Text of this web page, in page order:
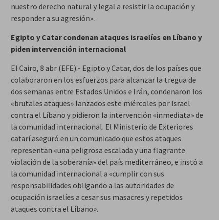
nuestro derecho natural y legal a resistir la ocupación y
responder a su agresión».
Egipto y Catar condenan ataques israelíes en Líbano y
piden intervención internacional
El Cairo, 8 abr (EFE).- Egipto y Catar, dos de los países que
colaboraron en los esfuerzos para alcanzar la tregua de
dos semanas entre Estados Unidos e Irán, condenaron los
«brutales ataques» lanzados este miércoles por Israel
contra el Líbano y pidieron la intervención «inmediata» de
la comunidad internacional. El Ministerio de Exteriores
catarí aseguró en un comunicado que estos ataques
representan «una peligrosa escalada y una flagrante
violación de la soberanía» del país mediterráneo, e instó a
la comunidad internacional a «cumplir con sus
responsabilidades obligando a las autoridades de
ocupación israelíes a cesar sus masacres y repetidos
ataques contra el Líbano».